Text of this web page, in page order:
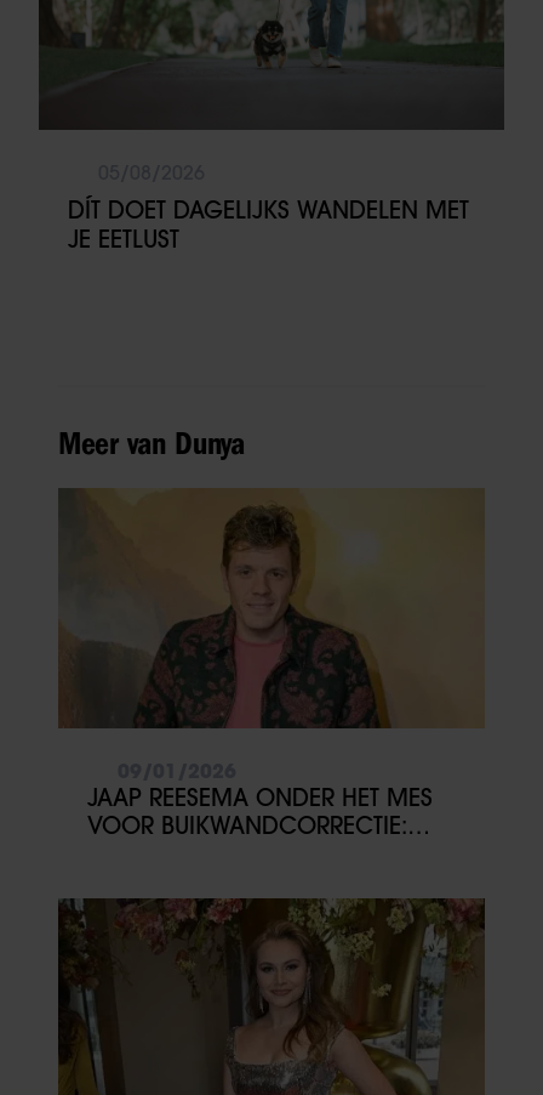
DÍT DOET DAGELIJKS WANDELEN MET
JE EETLUST
Meer van Dunya
JAAP REESEMA ONDER HET MES
VOOR BUIKWANDCORRECTIE: